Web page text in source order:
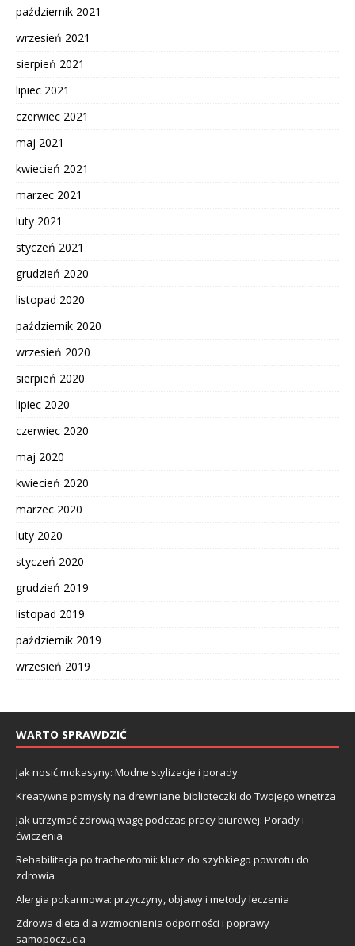
październik 2021
wrzesień 2021
sierpień 2021
lipiec 2021
czerwiec 2021
maj 2021
kwiecień 2021
marzec 2021
luty 2021
styczeń 2021
grudzień 2020
listopad 2020
październik 2020
wrzesień 2020
sierpień 2020
lipiec 2020
czerwiec 2020
maj 2020
kwiecień 2020
marzec 2020
luty 2020
styczeń 2020
grudzień 2019
listopad 2019
październik 2019
wrzesień 2019
WARTO SPRAWDZIĆ
Jak nosić mokasyny: Modne stylizacje i porady
Kreatywne pomysły na drewniane biblioteczki do Twojego wnętrza
Jak utrzymać zdrową wagę podczas pracy biurowej: Porady i
ćwiczenia
Rehabilitacja po tracheotomii: klucz do szybkiego powrotu do
zdrowia
Alergia pokarmowa: przyczyny, objawy i metody leczenia
Zdrowa dieta dla wzmocnienia odporności i poprawy
samopoczucia